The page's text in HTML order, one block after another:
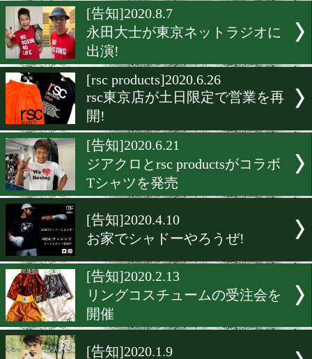
東京ネットラジオ今月のゲ
は佐川遼!
[rscproducts]2020.9.24
rsc products大阪に潜入!
[告知]2020.9.3
矢吹正道が東京ネットラジ
出演!
[告知]2020.8.7
永田大士が東京ネットラジ
出演!
[rsc products]2020.6.26
rsc東京店が土日限定で営
開!